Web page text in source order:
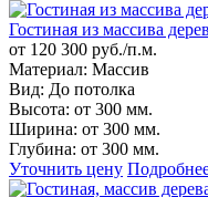
Гостиная из массива
от 120 300 руб./п.м.
Материал: Массив
Вид: До потолка
Высота: от 300 мм.
Ширина: от 300 мм.
Глубина: от 300 мм.
Уточнить цену